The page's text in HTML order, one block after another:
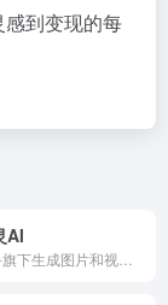
感到变现的每
AI